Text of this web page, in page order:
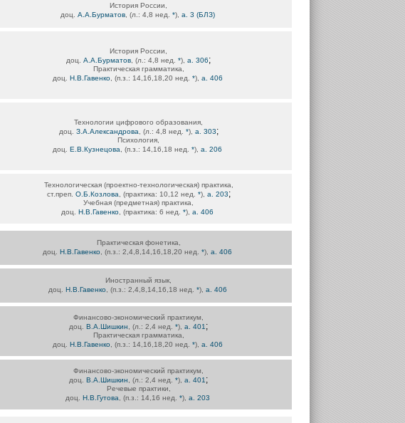
История России,
доц. А.А.Бурматов, (л.: 4,8 нед. *), а. 3 (БЛЗ)
История России,
доц. А.А.Бурматов , (л.: 4,8 нед. *), а. 306;
Практическая грамматика,
доц. Н.В.Гавенко, (п.з.: 14,16,18,20 нед. *), а. 406
Технологии цифрового образования,
доц. З.А.Александрова , (л.: 4,8 нед. *), а. 303;
Психология,
доц. Е.В.Кузнецова , (п.з.: 14,16,18 нед. *), а. 206
Технологическая (проектно-технологическая) практика,
ст.преп. О.Б.Козлова , (практика: 10,12 нед. *), а. 203;
Учебная (предметная) практика,
доц. Н.В.Гавенко , (практика: 6 нед. *), а. 406
Практическая фонетика,
доц. Н.В.Гавенко , (п.з.: 2,4,8,14,16,18,20 нед. *), а. 406
Иностранный язык,
доц. Н.В.Гавенко , (п.з.: 2,4,8,14,16,18 нед. *), а. 406
Финансово-экономический практикум,
доц. В.А.Шишкин , (л.: 2,4 нед. *), а. 401 ;
Практическая грамматика,
доц. Н.В.Гавенко , (п.з.: 14,16,18,20 нед. *), а. 406
Финансово-экономический практикум,
доц. В.А.Шишкин , (л.: 2,4 нед. *), а. 401 ;
Речевые практики,
доц. Н.В.Гутова , (п.з.: 14,16 нед. *), а. 203